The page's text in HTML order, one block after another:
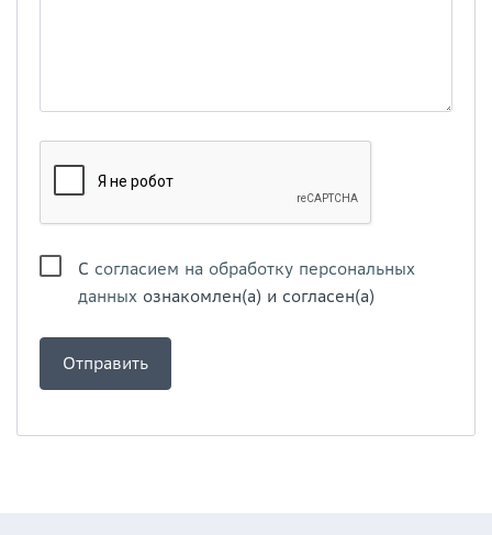
С согласием на обработку персональных
данных ознакомлен(а) и согласен(а)